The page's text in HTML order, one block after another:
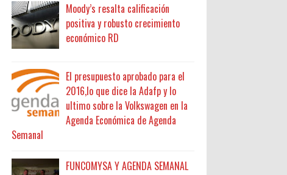
Moody’s resalta calificación
positiva y robusto crecimiento
económico RD
El presupuesto aprobado para el
2016,lo que dice la Adafp y lo
ultimo sobre la Volkswagen en la
Agenda Económica de Agenda
Semanal
FUNCOMYSA Y AGENDA SEMANAL